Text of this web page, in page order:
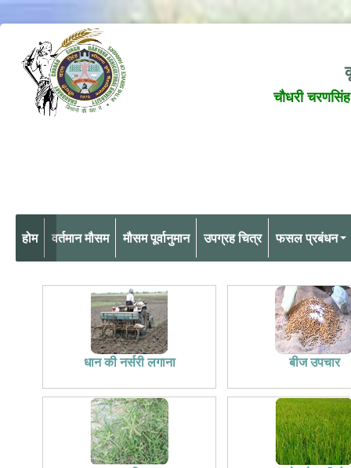
चौधरी चरणसिंह
होम वर्तमान मौसम मौसम पूर्वानुमान उपग्रह चित्र फसल प्रबंधन
धान की नर्सरी लगाना बीज उपचार